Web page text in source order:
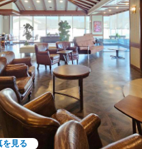
を見る